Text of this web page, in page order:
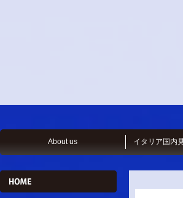
About us イタリア国内